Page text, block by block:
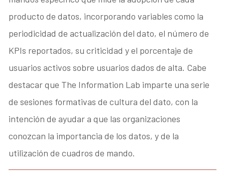
producto de datos, incorporando variables como la
periodicidad de actualización del dato, el número de
KPIs reportados, su criticidad y el porcentaje de
usuarios activos sobre usuarios dados de alta. Cabe
destacar que The Information Lab imparte una serie
de sesiones formativas de cultura del dato, con la
intención de ayudar a que las organizaciones
conozcan la importancia de los datos, y de la
utilización de cuadros de mando.